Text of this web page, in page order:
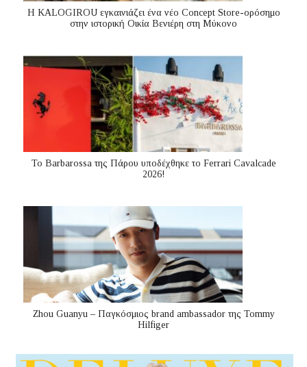
Η KALOGIROU εγκαινιάζει ένα νέο Concept Store-ορόσημο
στην ιστορική Οικία Βενιέρη στη Μύκονο
Το Barbarossa της Πάρου υποδέχθηκε το Ferrari Cavalcade
2026!
Zhou Guanyu – Παγκόσμιος brand ambassador της Tommy
Hilfiger